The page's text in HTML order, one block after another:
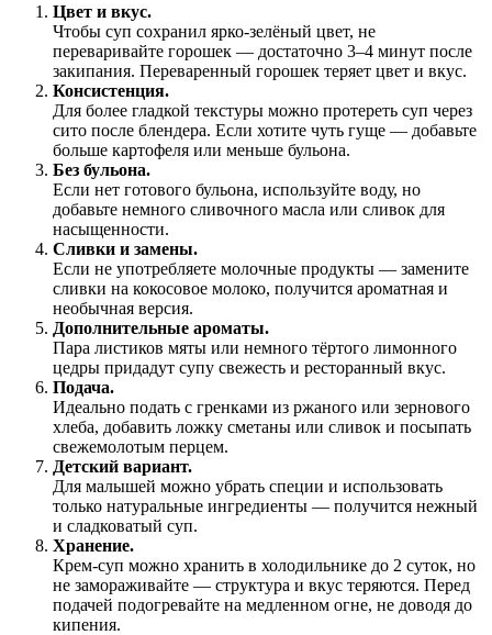
Цвет и вкус.
Чтобы суп сохранил ярко-зелёный цвет, не
переваривайте горошек — достаточно 3–4 минут после
закипания. Переваренный горошек теряет цвет и вкус.
Консистенция.
Для более гладкой текстуры можно протереть суп через
сито после блендера. Если хотите чуть гуще — добавьте
больше картофеля или меньше бульона.
Без бульона.
Если нет готового бульона, используйте воду, но
добавьте немного сливочного масла или сливок для
насыщенности.
Сливки и замены.
Если не употребляете молочные продукты — замените
сливки на кокосовое молоко, получится ароматная и
необычная версия.
Дополнительные ароматы.
Пара листиков мяты или немного тёртого лимонного
цедры придадут супу свежесть и ресторанный вкус.
Подача.
Идеально подать с гренками из ржаного или зернового
хлеба, добавить ложку сметаны или сливок и посыпать
свежемолотым перцем.
Детский вариант.
Для малышей можно убрать специи и использовать
только натуральные ингредиенты — получится нежный
и сладковатый суп.
Хранение.
Крем-суп можно хранить в холодильнике до 2 суток, но
не замораживайте — структура и вкус теряются. Перед
подачей подогревайте на медленном огне, не доводя до
кипения.